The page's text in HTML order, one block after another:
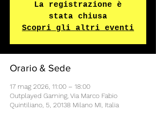
La registrazione è
stata chiusa
Scopri gli altri eventi
Orario & Sede
17 mag 2026, 11:00 – 18:00
Outplayed Gaming, Via Marco Fabio
Quintiliano, 5, 20138 Milano MI, Italia